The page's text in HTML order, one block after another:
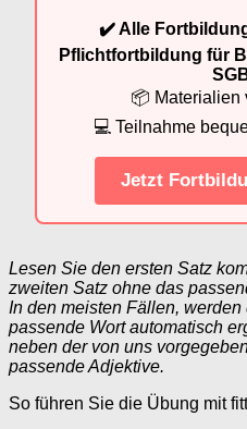
✔️ Alle
Pflichtfortbildung für
📦 Materialien
💻 Teilnahme
Jetzt
Lesen Sie den ersten Satz
zweiten Satz ohne das
In den meisten Fällen,
passende Wort automatisch
neben der von uns
passende Adjektive.
So führen Sie die Übung mit